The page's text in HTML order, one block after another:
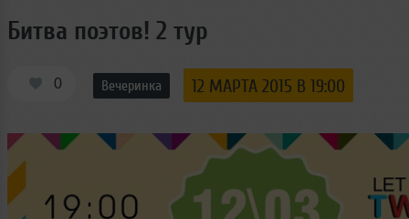
Битва поэтов! 2 тур
0 Вечеринка 12 МАРТА 2015 В 19:00